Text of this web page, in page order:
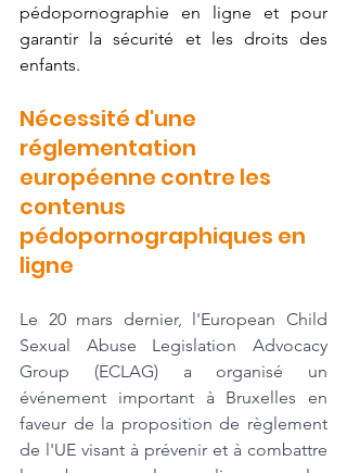
pédopornographie en ligne et pour
garantir la sécurité et les droits des
enfants.
Nécessité d'une
réglementation
européenne contre les
contenus
pédopornographiques en
ligne
Le 20 mars dernier, l'European Child
Sexual Abuse Legislation Advocacy
Group (ECLAG) a organisé un
événement important à Bruxelles en
faveur de la proposition de règlement
de l'UE visant à prévenir et à combattre